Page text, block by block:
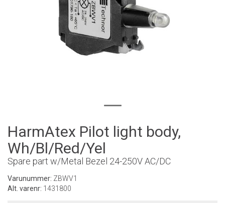
HarmAtex Pilot light body,
Wh/Bl/Red/Yel
Spare part w/Metal Bezel 24-250V AC/DC
Varunummer: ZBWV1
Alt. varenr: 1431800